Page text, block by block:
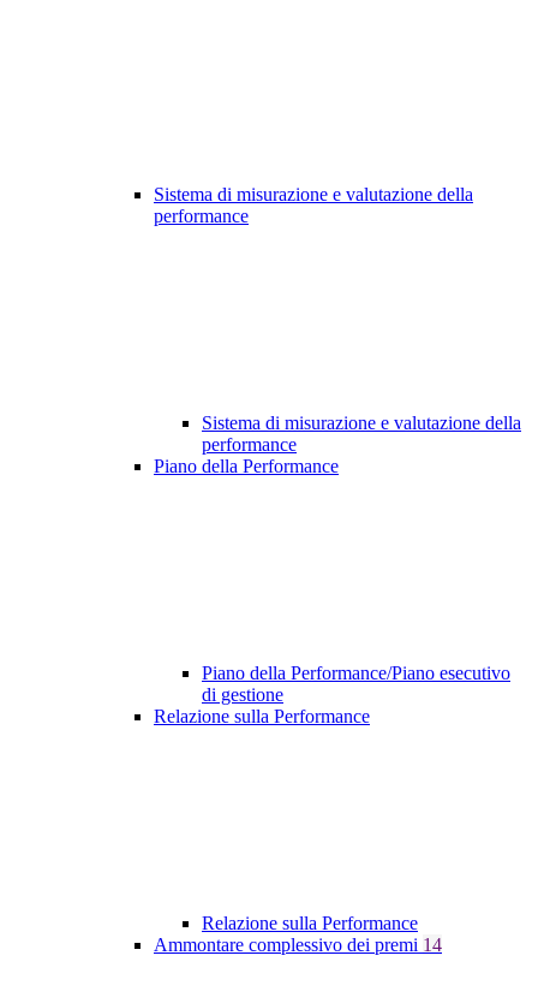
Sistema di misurazione e valutazione della
performance
Sistema di misurazione e valutazione della
performance
Piano della Performance
Piano della Performance/Piano esecutivo
di gestione
Relazione sulla Performance
Relazione sulla Performance
Ammontare complessivo dei premi 14